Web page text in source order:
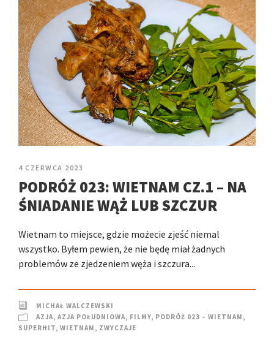
4 CZERWCA 2023
PODRÓŻ 023: WIETNAM CZ.1 – NA
ŚNIADANIE WĄŻ LUB SZCZUR
Wietnam to miejsce, gdzie możecie zjeść niemal
wszystko. Byłem pewien, że nie będę miał żadnych
problemów ze zjedzeniem węża i szczura...
MICHAŁ WALCZEWSKI
AZJA, AZJA POŁUDNIOWA, FILMY, PODRÓŻ 023 – WIETNAM ,
SUPERHIT, WIETNAM , ZWYCZAJE